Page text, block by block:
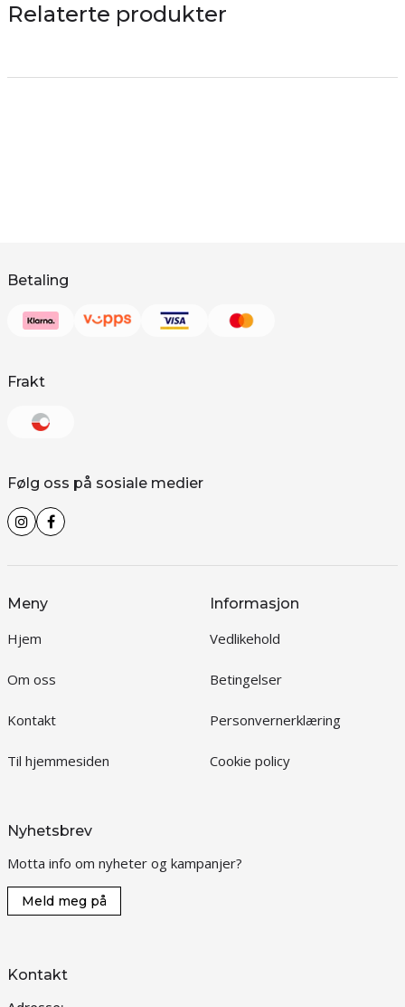
Relaterte produkter
Betaling
Frakt
Følg oss på sosiale medier
Meny
Hjem
Om oss
Kontakt
Til hjemmesiden
Informasjon
Vedlikehold
Betingelser
Personvernerklæring
Cookie policy
Nyhetsbrev
Motta info om nyheter og kampanjer?
Meld meg på
Kontakt